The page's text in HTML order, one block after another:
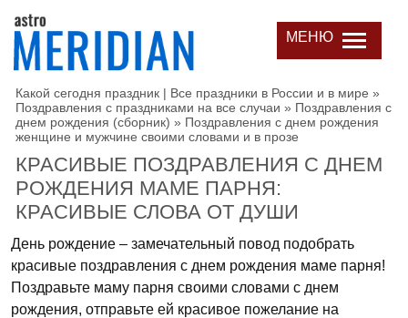
МЕНЮ
Какой сегодня праздник | Все праздники в России и в мире »
Поздравления с праздниками на все случаи » Поздравления с
днем рождения (сборник) » Поздравления с днем рождения
женщине и мужчине своими словами и в прозе
КРАСИВЫЕ ПОЗДРАВЛЕНИЯ С ДНЕМ
РОЖДЕНИЯ МАМЕ ПАРНЯ:
КРАСИВЫЕ СЛОВА ОТ ДУШИ
День рождение – замечательный повод подобрать
красивые поздравления с днем рождения маме парня!
Поздравьте маму парня своими словами с днем
рождения, отправьте ей красивое пожелание на